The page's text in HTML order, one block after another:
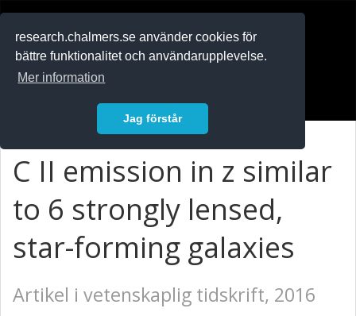
research.chalmers.se använder cookies för
bättre funktionalitet och användarupplevelse.
Mer information
Jag förstår
C II emission in z similar
to 6 strongly lensed,
star-forming galaxies
Artikel i vetenskaplig tidskrift, 2016